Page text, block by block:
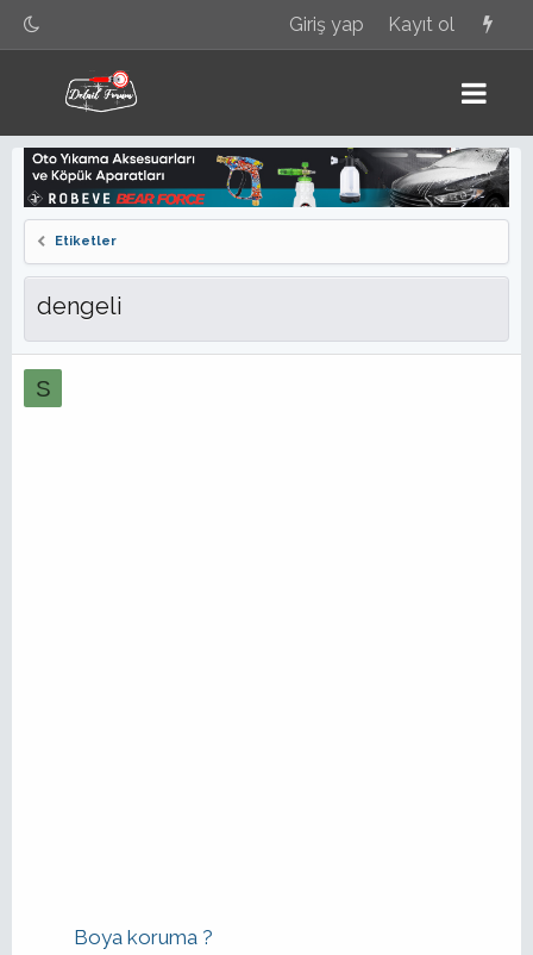
Giriş yap Kayıt ol
Etiketler
dengeli
S
Boya koruma ?